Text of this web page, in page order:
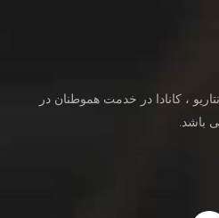
، کانادا در خدمت هموطنان در
باشد.